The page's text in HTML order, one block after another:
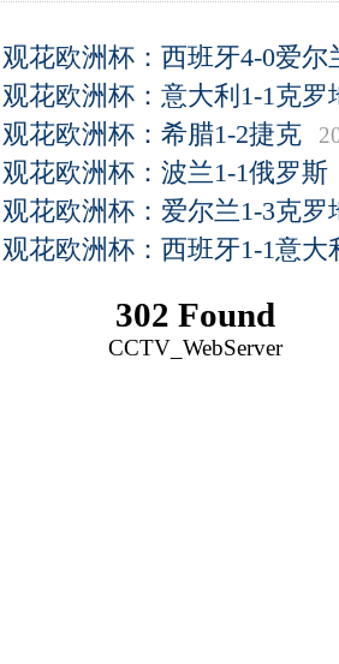
花欧洲杯：西班牙4-0爱尔
花欧洲杯：意大利1-1克罗
花欧洲杯：希腊1-2捷克
花欧洲杯：波兰1-1俄罗斯
花欧洲杯：爱尔兰1-3克罗
花欧洲杯：西班牙1-1意大
302 Found
CCTV_WebServer